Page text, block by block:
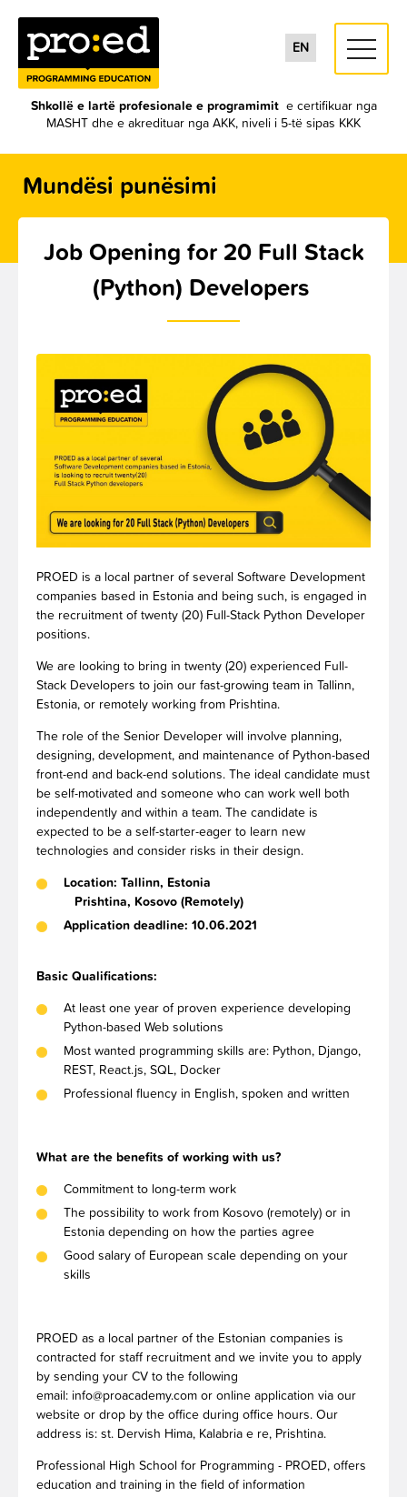
EN
Shkollë e lartë profesionale e programimit e certifikuar nga
MASHT dhe e akredituar nga AKK, niveli i 5-të sipas KKK
toggle
Mundësi punësimi
Job Opening for 20 Full Stack
(Python) Developers
PROED is a local partner of several Software Development
companies based in Estonia and being such, is engaged in
the recruitment of twenty (20) Full-Stack Python Developer
positions.
We are looking to bring in twenty (20) experienced Full-
Stack Developers to join our fast-growing team in Tallinn,
Estonia, or remotely working from Prishtina.
The role of the Senior Developer will involve planning,
designing, development, and maintenance of Python-based
front-end and back-end solutions. The ideal candidate must
be self-motivated and someone who can work well both
independently and within a team. The candidate is
expected to be a self-starter-eager to learn new
technologies and consider risks in their design.
Location: Tallinn, Estonia
Prishtina, Kosovo (Remotely)
Application deadline: 10.06.2021
Basic Qualifications:
At least one year of proven experience developing
Python-based Web solutions
Most wanted programming skills are: Python, Django,
REST, React.js, SQL, Docker
Professional fluency in English, spoken and written
What are the benefits of working with us?
Commitment to long-term work
The possibility to work from Kosovo (remotely) or in
Estonia depending on how the parties agree
Good salary of European scale depending on your
skills
PROED as a local partner of the Estonian companies is
contracted for staff recruitment and we invite you to apply
by sending your CV to the following
email: info@proacademy.com or online application via our
website or drop by the office during office hours. Our
address is: st. Dervish Hima, Kalabria e re, Prishtina.
Professional High School for Programming - PROED, offers
education and training in the field of information